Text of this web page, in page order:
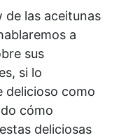
de las aceitunas
a
sus
si lo
delicioso como
cómo
deliciosas